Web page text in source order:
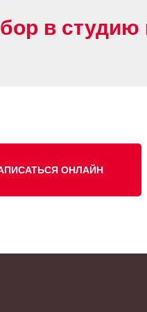
в студию
ОНЛАЙН